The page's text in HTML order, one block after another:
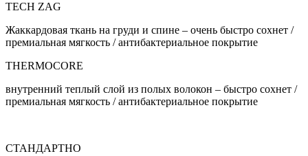
TECH ZAG
Жаккардовая ткань на груди и спине – очень быстро сохнет /
премиальная мягкость / антибактериальное покрытие
THERMOCORE
внутренний теплый слой из полых волокон – быстро сохнет /
премиальная мягкость / антибактериальное покрытие
СТАНДАРТНО